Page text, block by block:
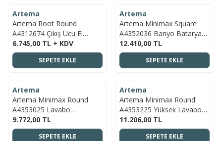
YENI
Artema
Artema Root Round
A4312674 Çıkış Ucu El
Duşlu, Soft Altın
6.745,00 TL + KDV
SEPETE EKLE
YENI
Artema
Artema Minimax Square
A4352036 Banyo Bataryası,
Mat Siyah
12.410,00 TL
SEPETE EKLE
YENI
ÜCRETSIZ KARGO
Artema
Artema Minimax Round
A4353025 Lavabo
Bataryası, Fırçalı Altın
9.772,00 TL
SEPETE EKLE
YENI
ÜCRETSIZ KARGO
Artema
Artema Minimax Round
A4353225 Yüksek Lavabo
Bataryası, Fırçalı Altın
11.206,00 TL
SEPETE EKLE